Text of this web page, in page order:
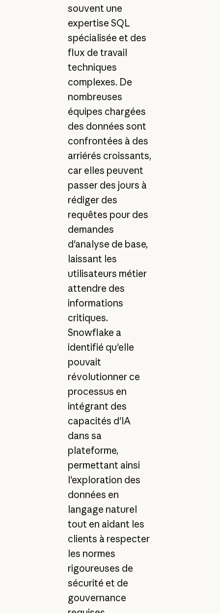
souvent une
expertise SQL
spécialisée et des
flux de travail
techniques
complexes. De
nombreuses
équipes chargées
des données sont
confrontées à des
arriérés croissants,
car elles peuvent
passer des jours à
rédiger des
requêtes pour des
demandes
d'analyse de base,
laissant les
utilisateurs métier
attendre des
informations
critiques.
Snowflake a
identifié qu'elle
pouvait
révolutionner ce
processus en
intégrant des
capacités d'IA
dans sa
plateforme,
permettant ainsi
l'exploration des
données en
langage naturel
tout en aidant les
clients à respecter
les normes
rigoureuses de
sécurité et de
gouvernance